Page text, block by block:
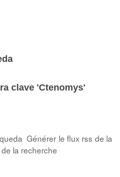
clave 'Ctenomys'
Générer le flux rss de la
la recherche